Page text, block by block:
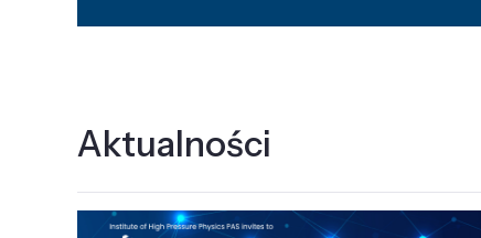
Aktualności